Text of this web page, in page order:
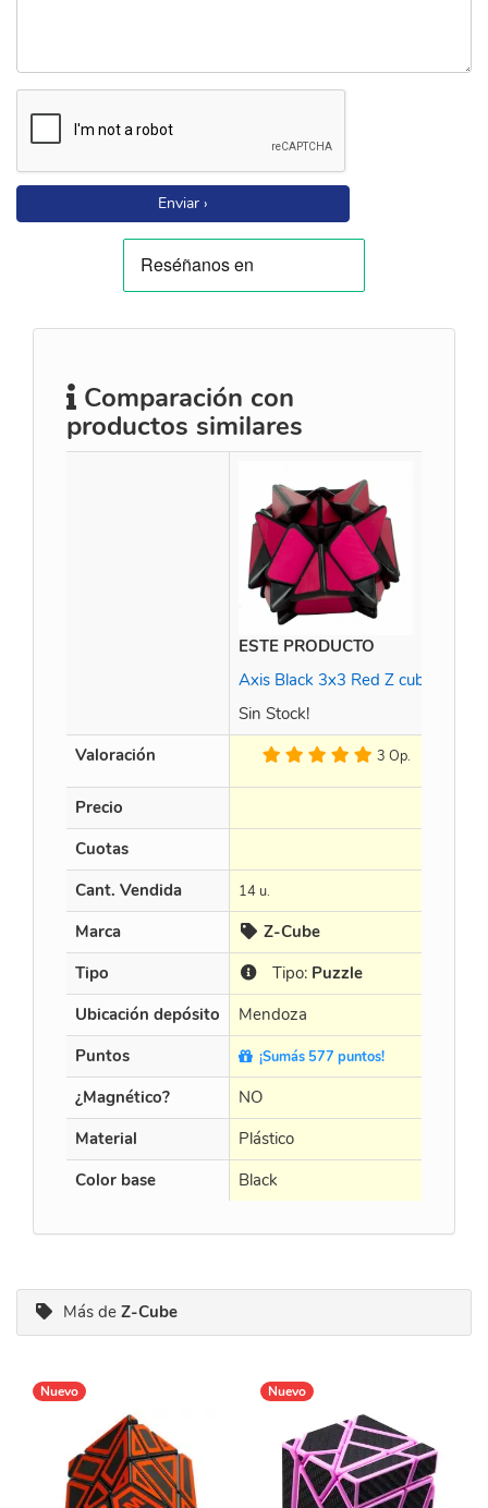
Enviar ›
Comparación con
productos similares
ESTE PRODUCTO
Axis Black 3x3 Red Z cube
Sin Stock!
Valoración 3 Op.
Precio
Cuotas
Cant. Vendida 14 u.
Marca Z-Cube
Tipo
Tipo: Puzzle
Ubicación depósito
Mendoza
Puntos
¡Sumás 577 puntos!
¿Magnético? NO
Material
Plástico
Color base
Black
Más de Z-Cube
Nuevo Nuevo